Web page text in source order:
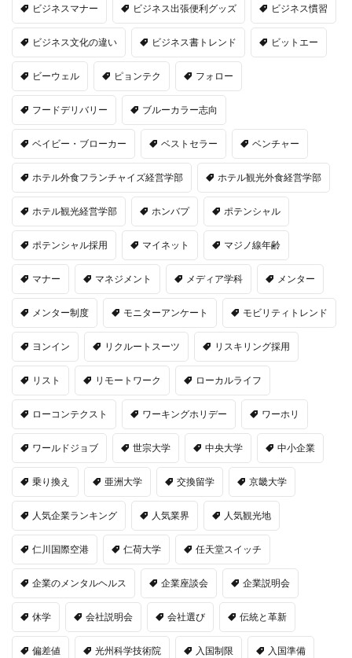
ビジネスマナー ビジネス出張便利グッズ ビジネス慣習
ビジネス文化の違い ビジネス書トレンド ビットエー
ビーウェル ピョンテク フォロー
フードデリバリー ブルーカラー志向
ベイビー・ブローカー ベストセラー ベンチャー
ホテル外食フランチャイズ経営学部 ホテル観光外食経営学部
ホテル観光経営学部 ホンバプ ポテンシャル
ポテンシャル採用 マイネット マジノ線年齢
マナー マネジメント メディア学科 メンター
メンター制度 モニターアンケート モビリティトレンド
ヨンイン リクルートスーツ リスキリング採用
リスト リモートワーク ローカルライフ
ローコンテクスト ワーキングホリデー ワーホリ
ワールドジョブ 世宗大学 中央大学 中小企業
乗り換え 亜洲大学 交換留学 京畿大学
人気企業ランキング 人気業界 人気観光地
仁川国際空港 仁荷大学 任天堂スイッチ
企業のメンタルヘルス 企業座談会 企業説明会
休学 会社説明会 会社選び 伝統と革新
偏差値 光州科学技術院 入国制限 入国準備